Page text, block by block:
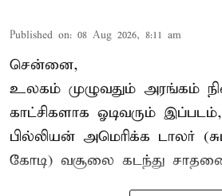
Published on: 08 Aug 2026, 8:11 am
சென்னை,
உலகம் முழுவதும் அரங்கம்
காட்சிகளாக ஓடிவரும்
பில்லியன் அமெரிக்க டாலர்
கோடி) வசூலை கடந்து